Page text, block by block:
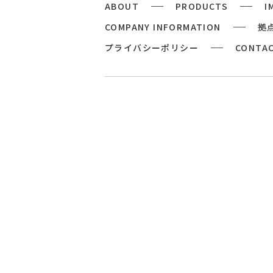
ABOUT PRODUCTS
COMPANY INFORMATION
拠
プライバシーポリシー